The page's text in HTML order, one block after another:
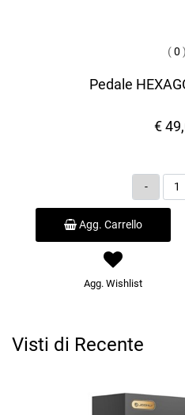
(0 )
Pedale
€
Agg. Carrello
Agg. Wishlist
Visti di Recente